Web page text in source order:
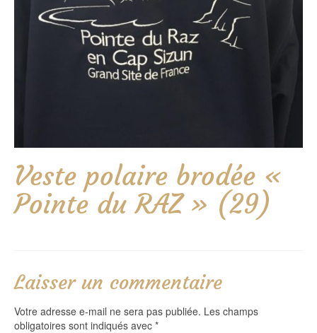
Veste polaire brodée «
Pointe du RAZ » (29)
Laisser un commentaire
Votre adresse e-mail ne sera pas publiée. Les champs
obligatoires sont indiqués avec *